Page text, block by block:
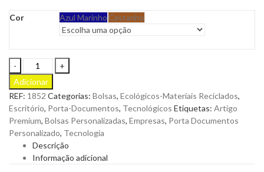
Cor Azul Marinho Castanho
Pasta
Porta
Documentos
Poirel
em
Couro
Reciclado
para
Personalizar
Adicionar
REF: 1852 Categorias: Bolsas, Ecológicos-Materiais Reciclados,
Escritório, Porta-Documentos, Tecnológicos Etiquetas: Artigo
Premium, Bolsas Personalizadas, Empresas, Porta Documentos
Personalizado, Tecnologia
Descrição
Informação adicional